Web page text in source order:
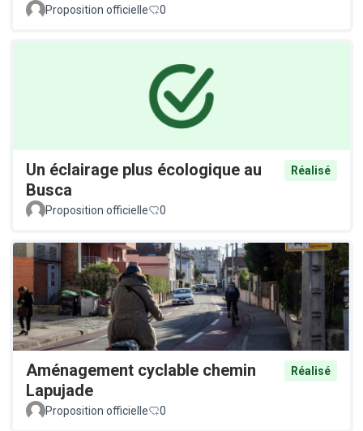
Proposition officielle 0
Un éclairage plus écologique au
Busca
Réalisé
Proposition officielle 0
Aménagement cyclable chemin
Lapujade
Réalisé
Proposition officielle 0